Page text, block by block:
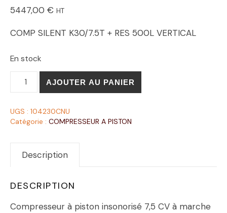
5447,00 € HT
COMP SILENT K30/7.5T + RES 500L VERTICAL
En stock
AJOUTER AU PANIER
UGS : 104230CNU
Catégorie : COMPRESSEUR A PISTON
Description
DESCRIPTION
Compresseur à piston insonorisé 7,5 CV à marche